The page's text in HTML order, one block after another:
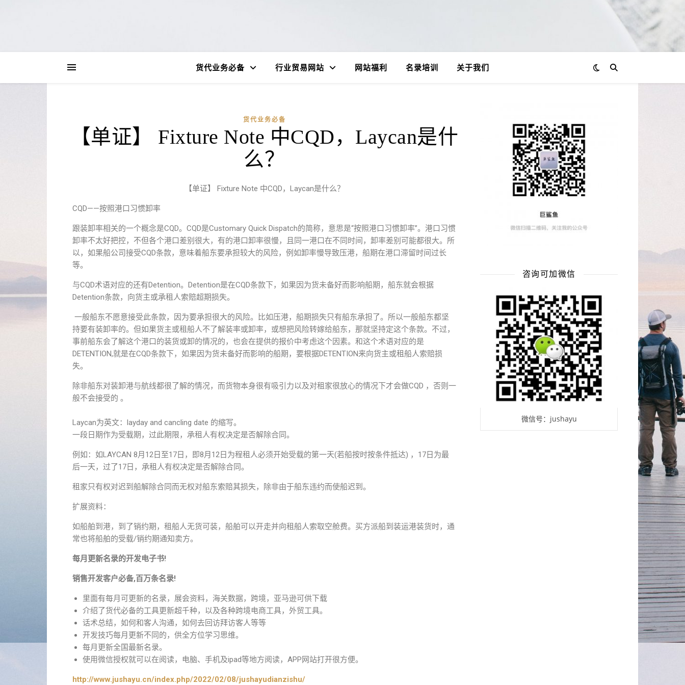
货代业务必备 行业贸易网站 网站福利 名录培训 关于我们
货代业务必备
【单证】 Fixture Note 中CQD，Laycan是什
么？
【单证】 Fixture Note 中CQD，Laycan是什么？
CQD——按照港口习惯卸率
跟装卸率相关的一个概念是CQD。CQD是Customary Quick Dispatch的简称，意思是“按照港口习惯卸率”。港口习惯
卸率不太好把控，不但各个港口差别很大，有的港口卸率很慢，且同一港口在不同时间，卸率差别可能都很大。所
以，如果船公司接受CQD条款，意味着船东要承担较大的风险，例如卸率慢导致压港，船期在港口滞留时间过长
等。
与CQD术语对应的还有Detention。Detention是在CQD条款下，如果因为货未备好而影响船期，船东就会根据
Detention条款，向货主或承租人索赔超期损失。
一般船东不愿意接受此条款，因为要承担很大的风险。比如压港，船期损失只有船东承担了。所以一般船东都坚
持要有装卸率的。但如果货主或租船人不了解装率或卸率，或想把风险转嫁给船东，那就坚持定这个条款。不过，
事前船东会了解这个港口的装货或卸的情况的，也会在提供的报价中考虑这个因素。和这个术语对应的是
DETENTION,就是在CQD条款下，如果因为货未备好而影响的船期，要根据DETENTION来向货主或租船人索赔损
失。
除非船东对装卸港与航线都很了解的情况，而货物本身很有吸引力以及对租家很放心的情况下才会做CQD ，否则一
般不会接受的 。
Laycan为英文：layday and cancling date 的缩写。
一段日期作为受载期，过此期限，承租人有权决定是否解除合同。
例如：如LAYCAN 8月12日至17日，即8月12日为程租人必须开始受载的第一天(若船按时按条件抵达) ，17日为最
后一天，过了17日，承租人有权决定是否解除合同。
租家只有权对迟到船解除合同而无权对船东索赔其损失，除非由于船东违约而使船迟到。
扩展资料：
如船舶到港，到了销约期，租船人无货可装，船舶可以开走并向租船人索取空舱费。买方派船到装运港装货时，通
常也将船舶的受载/销约期通知卖方。
每月更新名录的开发电子书!
销售开发客户必备,百万条名录!
里面有每月可更新的名录，展会资料，海关数据，跨境，亚马逊可供下载
介绍了货代必备的工具更新超千种，以及各种跨境电商工具，外贸工具。
话术总结，如何和客人沟通，如何去回访拜访客人等等
开发技巧每月更新不同的，供全方位学习思维。
每月更新全国最新名录。
使用微信授权就可以在阅读，电脑、手机及ipad等地方阅读，APP网站打开很方便。
http://www.jushayu.cn/index.php/2022/02/08/jushayudianzishu/
咨询可加微信
微信号：jushayu